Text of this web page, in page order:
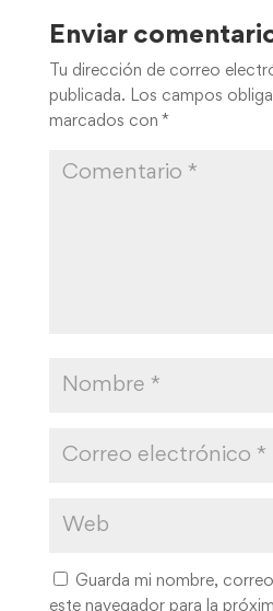
Enviar
Tu dirección de correo
publicada.
Los campos
marcados con *
Guarda mi nombre,
este navegador para la